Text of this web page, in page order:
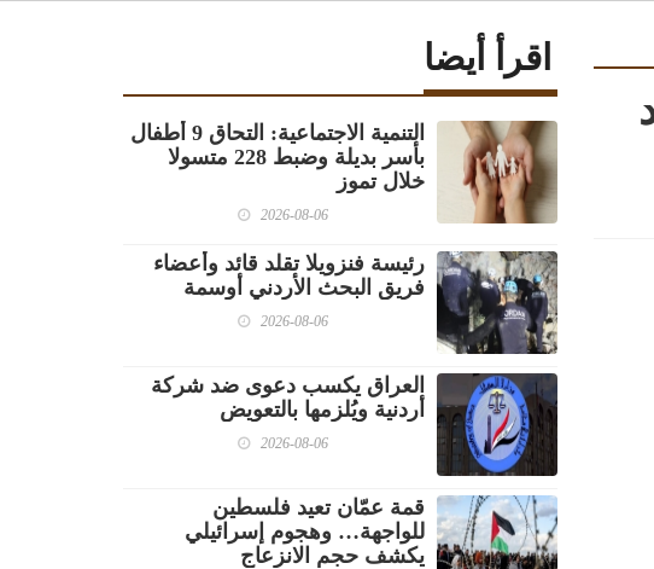
اقرأ أيضا
‏التنمية الاجتماعية: التحاق 9 أطفال
بأسر بديلة وضبط 228 متسولا
خلال تموز
2026-08-06
رئيسة فنزويلا تقلد قائد وأعضاء
فريق البحث الأردني أوسمة
2026-08-06
العراق يكسب دعوى ضد شركة
أردنية ويُلزمها بالتعويض
2026-08-06
قمة عمّان تعيد فلسطين
للواجهة… وهجوم إسرائيلي
يكشف حجم الانزعاج